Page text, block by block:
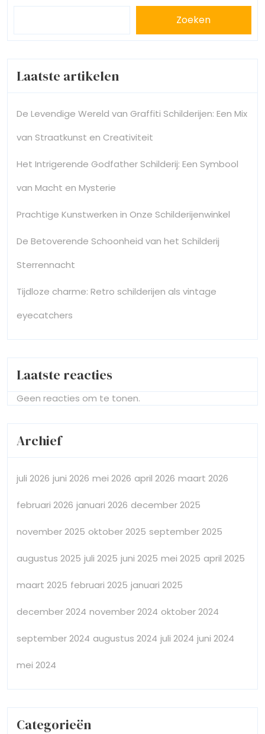
Zoeken
Laatste artikelen
De Levendige Wereld van Graffiti Schilderijen: Een Mix
van Straatkunst en Creativiteit
Het Intrigerende Godfather Schilderij: Een Symbool
van Macht en Mysterie
Prachtige Kunstwerken in Onze Schilderijenwinkel
De Betoverende Schoonheid van het Schilderij
Sterrennacht
Tijdloze charme: Retro schilderijen als vintage
eyecatchers
Laatste reacties
Geen reacties om te tonen.
Archief
juli 2026 juni 2026 mei 2026 april 2026 maart 2026
februari 2026 januari 2026 december 2025
november 2025 oktober 2025 september 2025
augustus 2025 juli 2025 juni 2025 mei 2025 april 2025
maart 2025 februari 2025 januari 2025
december 2024 november 2024 oktober 2024
september 2024 augustus 2024 juli 2024 juni 2024
mei 2024
Categorieën